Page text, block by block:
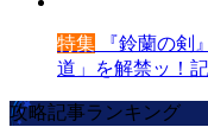
特集 『鈴蘭の剣
道」を解禁ッ！
攻略記事ランキング